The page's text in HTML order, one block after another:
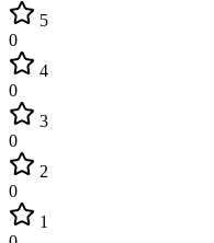
5
0
4
0
3
0
2
0
1